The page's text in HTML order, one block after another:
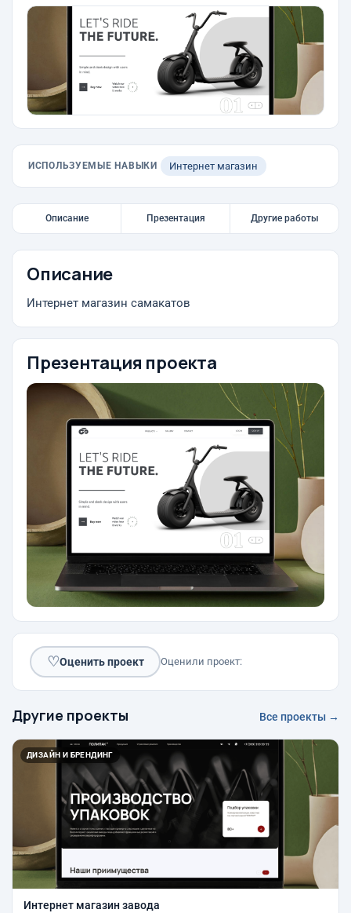
ИСПОЛЬЗУЕМЫЕ НАВЫКИ Интернет магазин
Описание Презентация Другие работы
Описание
Интернет магазин самакатов
Презентация проекта
♡Оценить проект Оценили проект:
Другие проекты Все проекты →
ДИЗАЙН И БРЕНДИНГ
Интернет магазин завода